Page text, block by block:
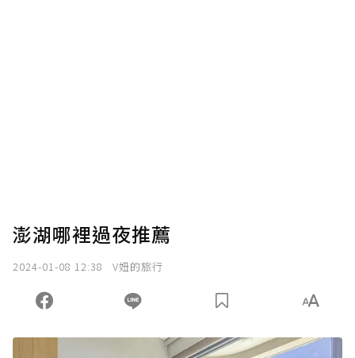
澎湖哪裡過夜推薦
2024-01-08 12:38 V妞的旅行